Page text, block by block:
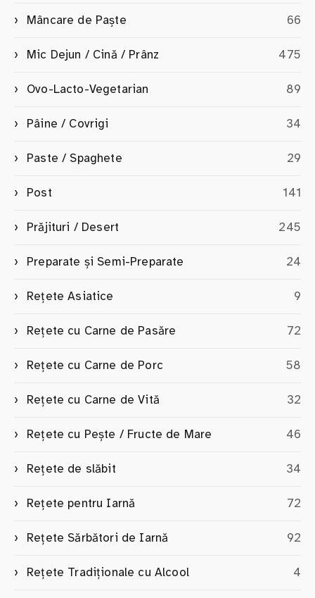
Mâncare de Paște 66
Mic Dejun / Cină / Prânz 475
Ovo-Lacto-Vegetarian 89
Pâine / Covrigi 34
Paste / Spaghete 29
Post 141
Prăjituri / Desert 245
Preparate și Semi-Preparate 24
Rețete Asiatice 9
Rețete cu Carne de Pasăre 72
Rețete cu Carne de Porc 58
Rețete cu Carne de Vită 32
Rețete cu Pește / Fructe de Mare 46
Rețete de slăbit 34
Rețete pentru Iarnă 72
Rețete Sărbători de Iarnă 92
Rețete Tradiționale cu Alcool 4